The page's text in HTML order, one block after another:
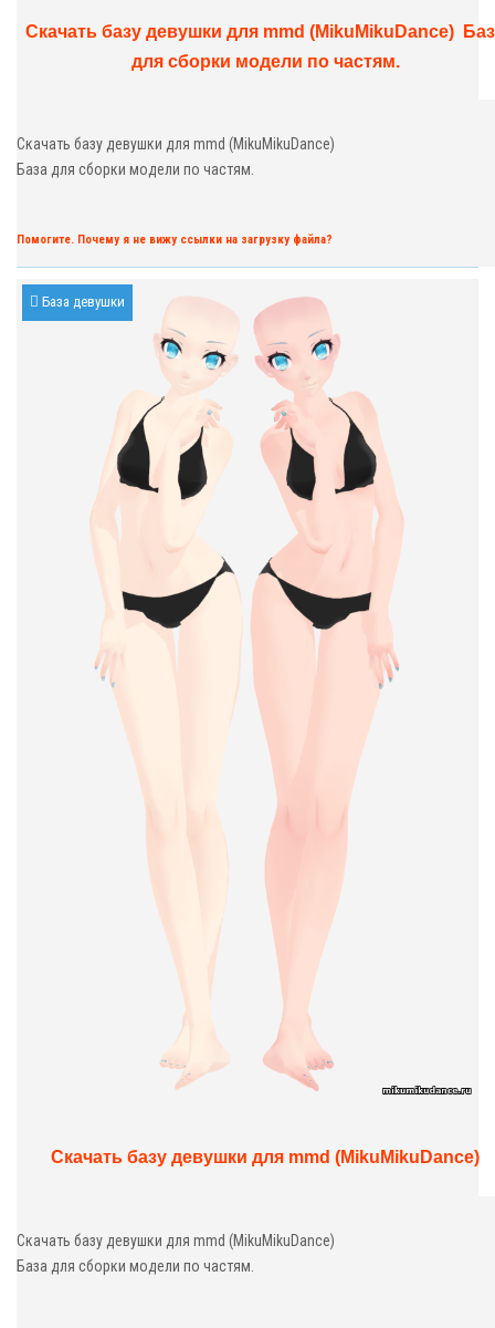
Скачать базу девушки для mmd (MikuMikuDance)
для сборки модели по частям.
Скачать базу девушки для mmd (MikuMikuDance)
База для сборки модели по частям.
Помогите. Почему я не вижу ссылки на загрузку файла?
База девушки
Скачать базу девушки для mmd (MikuMikuDance)
Скачать базу девушки для mmd (MikuMikuDance)
База для сборки модели по частям.